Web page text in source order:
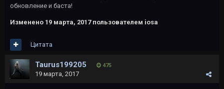
обновление и баста!
Изменено 19 марта, 2017пользователем iosa
Цитата
Taurus199205 475
19 марта, 2017